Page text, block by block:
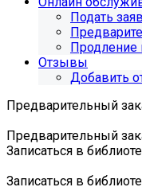
Подать
Продление
Отзывы
Добавить
Предварительный
Предварительный
Записаться в
Записаться в